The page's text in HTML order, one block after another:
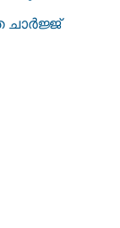
ചാര്‍ജ്ജ്